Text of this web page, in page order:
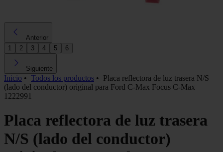
Anterior
1
2 3 4 5 6
Siguiente
Inicio • Todos los productos • Placa reflectora de luz trasera N/S
(lado del conductor) original para Ford C-Max Focus C-Max
1222991
Placa reflectora de luz trasera
N/S (lado del conductor)